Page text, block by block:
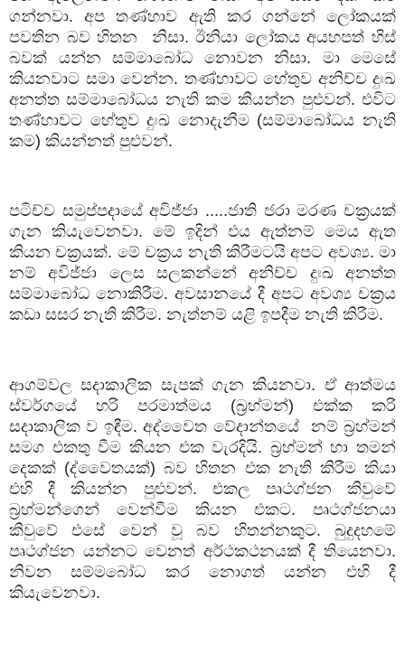
ගන්නවා.අප තණ්හාව ඇති කර ගන්නේ
ලෝකයක්
පවතින බව හිතන නිසා.ඊනියා ලෝකය අයහපත් හිස්
බවක්
යන්න සම්මාබෝධ නොවන නිසා. මා
මෙසේ
කියනවාට සමා වෙන්න. තණ්හාවට හේතුව අනිච්ච දුඃඛ
අනත්ත සම්මාබෝධය නැති කම කියන්න පුළුවන්.එවිට
තණ්හාවට හේතුව දුඃඛ නොදැනීම(සම්මාබෝධය නැති
කම) කියන්නත් පුළුවන්.
පටිච්ච සමුප්පදායේ අවිජ්ජා .....ජාති ජරා මරණ චක්‍රයක්
ගැන කියැවෙනවා. මේ ඉදින් එය ඇත්නම් මෙය ඇත
කියන චක්‍රයක්. මේ චක්‍රය නැති කිරීමටයි අපට අවශ්‍ය. මා
නම්
අවිජ්ජා ලෙස සලකන්නේ අනිච්ච දුඃඛ
අනත්ත
සම්මාබෝධ නොකිරීම. අවසානයේ දී අපට අවශ්‍ය චක්‍රය
කඩා සසර නැති කිරීම. නැත්නම් යළි ඉපදීම නැති කිරීම.
ආගම්වල සදාකාලික සැපක් ගැන කියනවා. ඒ ආත්මය
ස්වර්ගයේ
හරි පරමාත්මය (බ්‍රහ්මන්) එක්ක
කරි
සදාකාලික ව ඉඳීම.අද්වෛත වේදාන්තයේ නම් බ්‍රහ්මන්
සමග එකතු වීම කියන එක වැරදියි. බ්‍රහ්මන් හා තමන්
දෙකක් (ද්වෛතයක්)බව හිතන එක නැති කිරීම කියා
එහි
දී කියන්න පුළුවන්. එකල පෘථග්ජන
කිවුවේ
බ්‍රහ්මන්ගෙන්
වෙන්වීම කියන එකට. පෘථග්ජනයා
කිවුවේ
එසේ වෙන් වූ බව හිතන්නකුට.බුදුදහමේ
පෘථග්ජන යන්නට වෙනත් අර්ථකථනයක් දී තියෙනවා.
නිවන
සම්මබෝධ කර නොගත් යන්න එහි
දී
කියැවෙනවා.